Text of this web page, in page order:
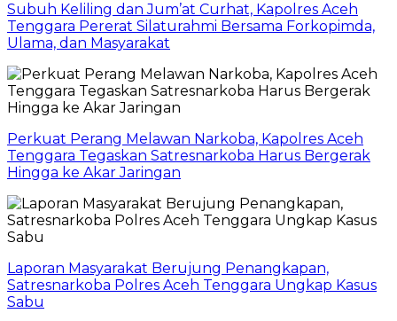
Subuh Keliling dan Jum’at Curhat, Kapolres Aceh
Tenggara Pererat Silaturahmi Bersama Forkopimda,
Ulama, dan Masyarakat
Perkuat Perang Melawan Narkoba, Kapolres Aceh
Tenggara Tegaskan Satresnarkoba Harus Bergerak
Hingga ke Akar Jaringan
Laporan Masyarakat Berujung Penangkapan,
Satresnarkoba Polres Aceh Tenggara Ungkap Kasus
Sabu